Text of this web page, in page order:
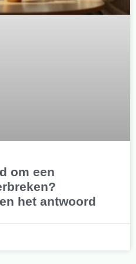
om een
het antwoord